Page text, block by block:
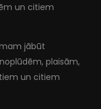
un citiem
jābūt
plaisām,
un citiem